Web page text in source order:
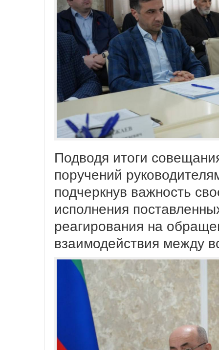
Подводя итоги
поручений
подчеркнув важность
исполнения
реагирования на
взаимодействия между